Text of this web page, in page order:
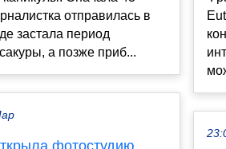
отправилась в
застала период
а позже приб...
фотостудию